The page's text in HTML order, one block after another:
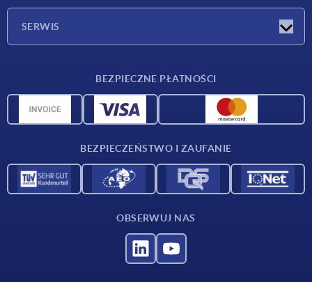
SERWIS
Dane CAD
BEZPIECZNE PŁATNOŚCI
BEZPIECZEŃSTWO I ZAUFANIE
OBSERWUJ NAS